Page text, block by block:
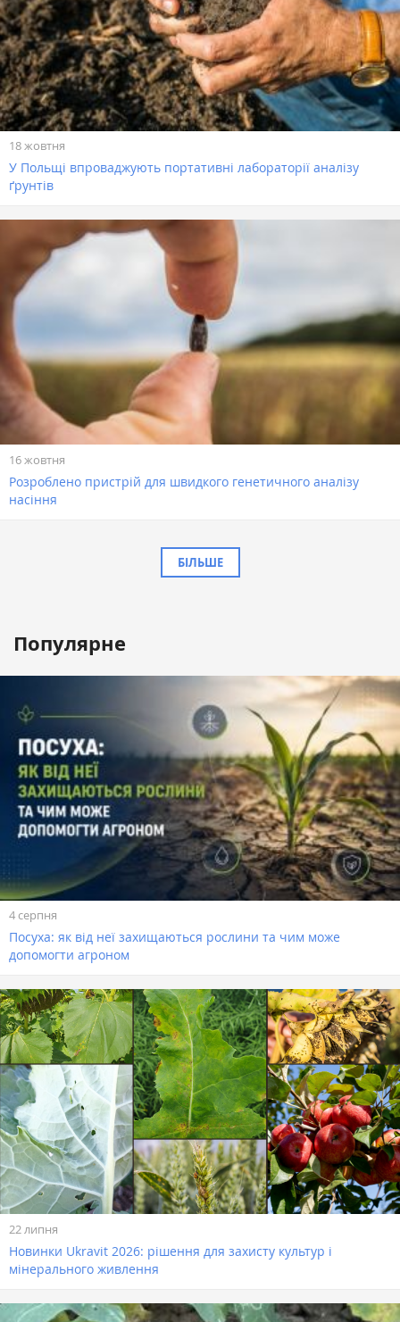
18 жовтня
У Польщі впроваджують портативні лабораторії аналізу
ґрунтів
16 жовтня
Розроблено пристрій для швидкого генетичного аналізу
насіння
БІЛЬШЕ
Популярне
4 серпня
Посуха: як від неї захищаються рослини та чим може
допомогти агроном
22 липня
Новинки Ukravit 2026: рішення для захисту культур і
мінерального живлення